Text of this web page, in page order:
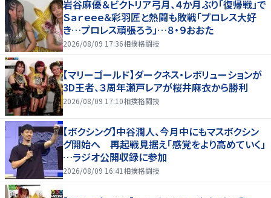
岩谷麻優＆ビクトリア弓月、４か月ぶり「復帰戦」で
Ｓａｒｅｅｅ＆彩羽匠と熱闘も敗戦「プロレス大好
き…プロレス頑張ろう」…８・９おおた
2026/08/09 17:36相撲格闘技
【マリーゴールド】ダークネス・レボリューションが
3D王者、３周年瀬戸レアが桜井麻衣から勝利
2026/08/09 17:10相撲格闘技
【ボクシング】中谷潤人、今月中にもマスボクシン
グ開始へ 再起戦見据え「感覚をより高めていく」
…ラジオ公開収録に参加
2026/08/09 16:41 相撲格闘技